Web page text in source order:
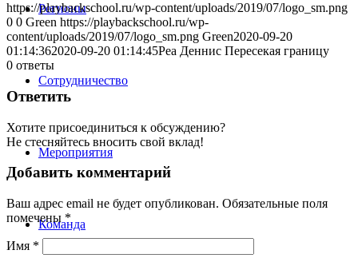
Регионы
Сотрудничество
Мероприятия
Команда
https://playbackschool.ru/wp-content/uploads/2019/07/logo_sm.png
0 0 Green https://playbackschool.ru/wp-
content/uploads/2019/07/logo_sm.png Green2020-09-20
01:14:362020-09-20 01:14:45Реа Деннис Пересекая границу
0 ответы
Ответить
Хотите присоединиться к обсуждению?
Не стесняйтесь вносить свой вклад!
Добавить комментарий
Ваш адрес email не будет опубликован. Обязательные поля
помечены *
Имя *